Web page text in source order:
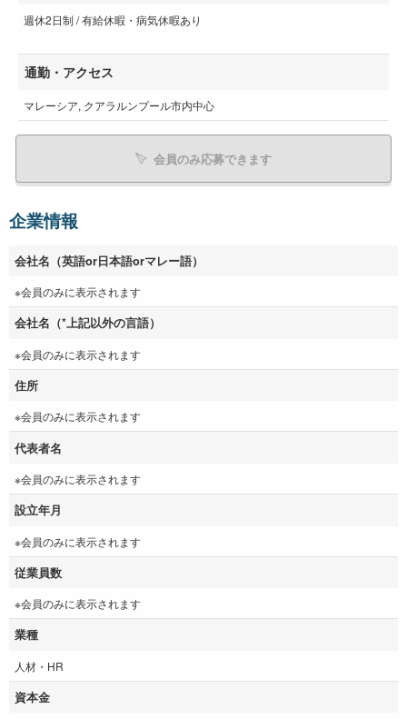
週休2日制 / 有給休暇・病気休暇あり
通勤・アクセス
マレーシア, クアラルンプール市内中心
会員のみ応募できます
企業情報
会社名（英語or日本語orマレー語）
※会員のみに表示されます
会社名（*上記以外の言語）
※会員のみに表示されます
住所
※会員のみに表示されます
代表者名
※会員のみに表示されます
設立年月
※会員のみに表示されます
従業員数
※会員のみに表示されます
業種
人材・HR
資本金